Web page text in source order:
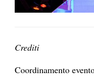
Crediti
Coordinamento